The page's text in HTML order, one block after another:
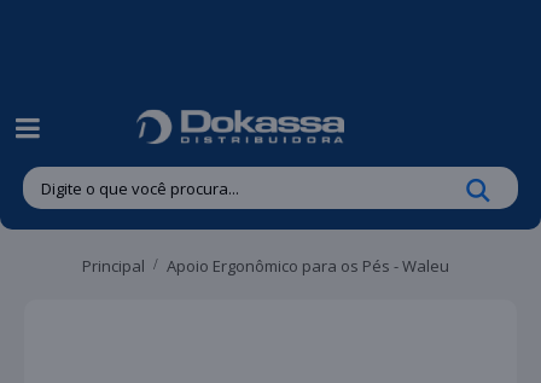
Principal Apoio Ergonômico para os Pés - Waleu